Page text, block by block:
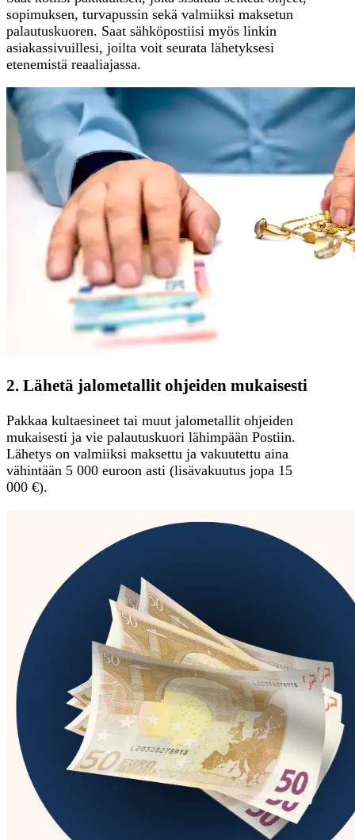
sopimuksen, turvapussin sekä valmiiksi maksetun
palautuskuoren. Saat sähköpostiisi myös linkin
asiakassivuillesi, joilta voit seurata lähetyksesi
etenemistä reaaliajassa.
2. Lähetä jalometallit ohjeiden mukaisesti
Pakkaa kultaesineet tai muut jalometallit ohjeiden
mukaisesti ja vie palautuskuori lähimpään Postiin.
Lähetys on valmiiksi maksettu ja vakuutettu aina
vähintään 5 000 euroon asti (lisävakuutus jopa 15
000 €).